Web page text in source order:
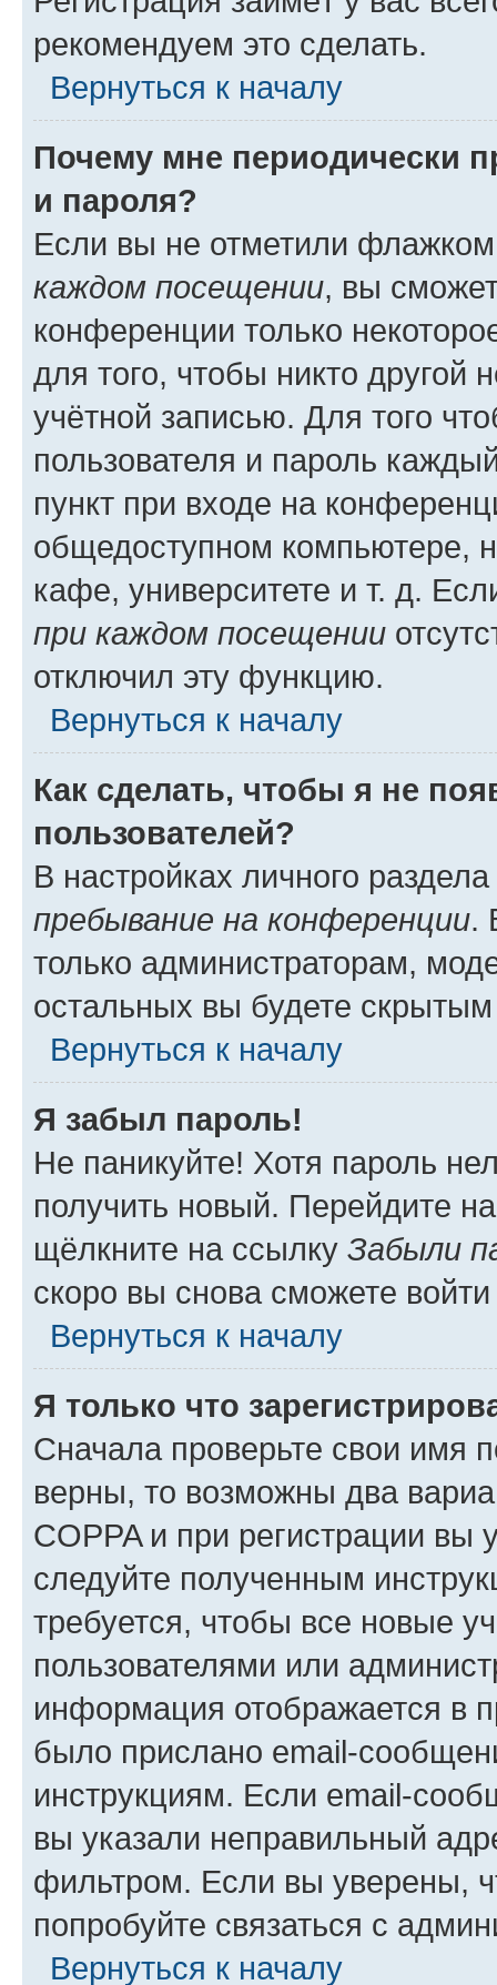
рекомендуем это сделать.
Вернуться к началу
Почему мне периодически
и пароля?
Если вы не отметили
каждом посещении, вы
конференции только
для того, чтобы никто другой
учётной записью. Для того
пользователя и пароль
пункт при входе на
общедоступном компьютере,
кафе, университете и т. д.
при каждом посещении
отключил эту функцию.
Вернуться к началу
Как сделать, чтобы я не
пользователей?
В настройках личного
пребывание на конференции.
только администраторам,
остальных вы будете
Вернуться к началу
Я забыл пароль!
Не паникуйте! Хотя пароль
получить новый. Перейдите
щёлкните на ссылку Забыли
скоро вы снова сможете
Вернуться к началу
Я только что
Сначала проверьте свои имя
верны, то возможны два
COPPA и при регистрации вы
следуйте полученным
требуется, чтобы все новые
пользователями или
информация отображается в
было прислано email-
инструкциям. Если email-
вы указали неправильный
фильтром. Если вы уверены,
попробуйте связаться с
Вернуться к началу